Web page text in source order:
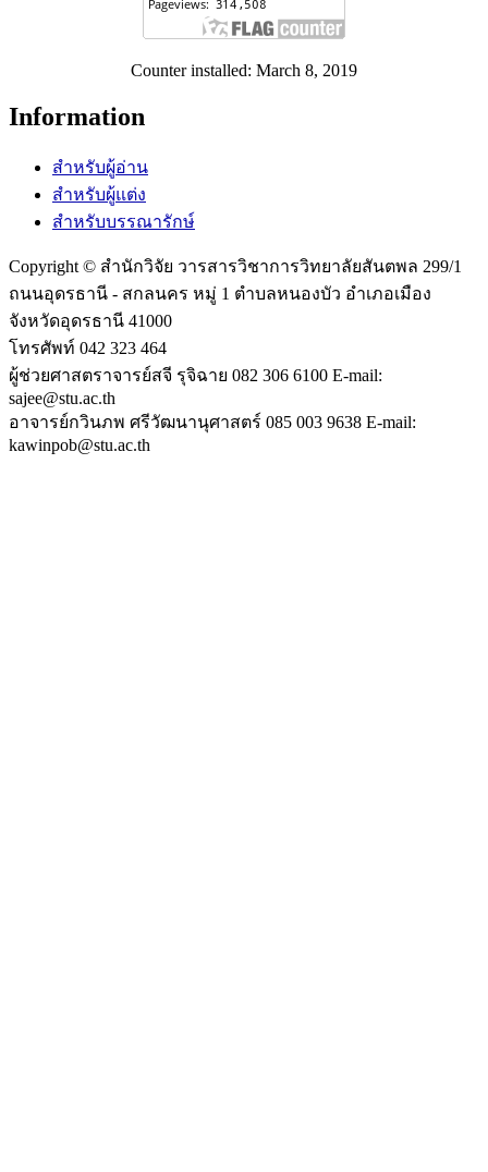
Counter installed: March 8, 2019
Information
สำหรับผู้อ่าน
สำหรับผู้แต่ง
สำหรับบรรณารักษ์
Copyright © สำนักวิจัย วารสารวิชาการวิทยาลัยสันตพล 299/1
ถนนอุดรธานี - สกลนคร หมู่ 1 ตำบลหนองบัว อำเภอเมือง
จังหวัดอุดรธานี 41000
โทรศัพท์ 042 323 464
ผู้ช่วยศาสตราจารย์สจี รุจิฉาย 082 306 6100 E-mail:
sajee@stu.ac.th
อาจารย์กวินภพ ศรีวัฒนานุศาสตร์ 085 003 9638 E-mail:
kawinpob@stu.ac.th